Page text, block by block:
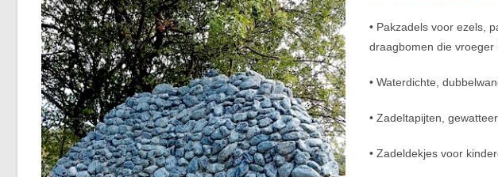
• Pakzadels voor ezels,
draagbomen die
• Waterdichte,
• Zadeltapijten,
• Zadeldekjes voor